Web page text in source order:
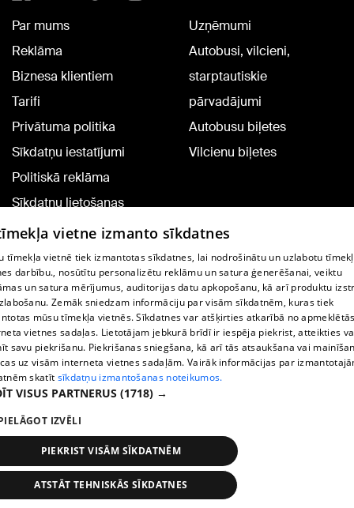
Par mums
Reklāma
Biznesa klientiem
Tarifi
Privātuma politika
Sīkdatņu iestatījumi
Politiskā reklāma
Sīkdatņu lietošanas
noteikumi
Komentāru pievienošana
Uzņēmumi
Autobusi, vilcieni,
starptautiskie
pārvadājumi
Autobusu biļetes
Vilcienu biļetes
TV programma
Līguma noteikumi
360 Ziņu kontakti
Helio Media
Portāla palīdzības dienests: e-pasts -
All rights reserved.
Ziņas Meklēt 1188 play
vietne izmanto sīkdatnes
tīmekļa vietnē tiek izmantotas sīkdatnes, lai nodrošinātu un uzlabotu
darbību., nosūtītu personalizētu reklāmu un satura ģenerēšanai, veiktu
un satura mērījumus, auditorijas datu apkopošanu, kā arī produktu
Zemāk sniedzam informāciju par visām sīkdatnēm, kuras tiek
mūsu tīmekļa vietnēs. Sīkdatnes var atšķirties atkarībā no
vietnes sadaļas. Lietotājam jebkurā brīdī ir iespēja piekrist, atteikties
savu piekrišanu. Piekrišanas sniegšana, kā arī tās atsaukšana vai
uz visām interneta vietnes sadaļām. Vairāk informācijas par
skatīt sīkdatņu izmantošanas noteikumos.
VISUS PARTNERUS (1718) →
IZVĒLI
PIEKRIST VISĀM SĪKDATNĒM
ATSTĀT TEHNISKĀS SĪKDATNES